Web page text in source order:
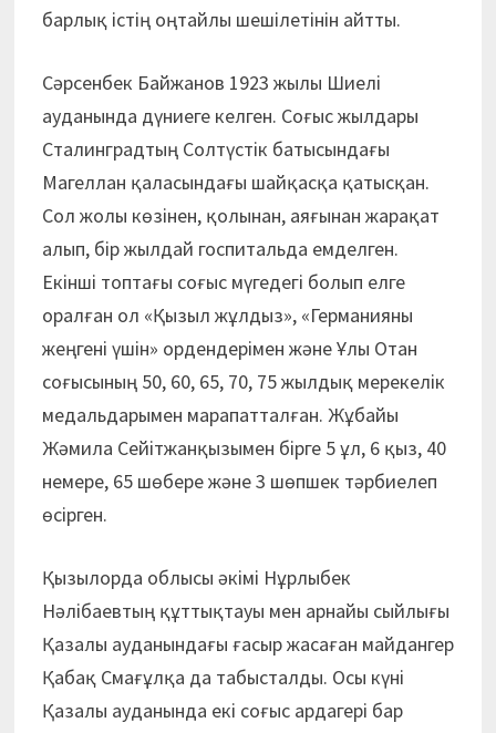
барлық істің оңтайлы шешілетінін айтты.
Сәрсенбек Байжанов 1923 жылы Шиелі
ауданында дүниеге келген. Соғыс жылдары
Сталинградтың Солтүстік батысындағы
Магеллан қаласындағы шайқасқа қатысқан.
Сол жолы көзінен, қолынан, аяғынан жарақат
алып, бір жылдай госпитальда емделген.
Екінші топтағы соғыс мүгедегі болып елге
оралған ол «Қызыл жұлдыз», «Германияны
жеңгені үшін» ордендерімен және Ұлы Отан
соғысының 50, 60, 65, 70, 75 жылдық мерекелік
медальдарымен марапатталған. Жұбайы
Жәмила Сейітжанқызымен бірге 5 ұл, 6 қыз, 40
немере, 65 шөбере және 3 шөпшек тәрбиелеп
өсірген.
Қызылорда облысы әкімі Нұрлыбек
Нәлібаевтың құттықтауы мен арнайы сыйлығы
Қазалы ауданындағы ғасыр жасаған майдангер
Қабақ Смағұлқа да табысталды. Осы күні
Қазалы ауданында екі соғыс ардагері бар